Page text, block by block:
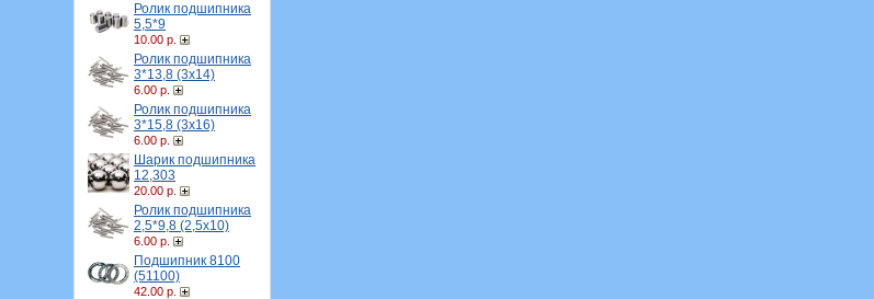
Ролик подшипника
5,5*9
10.00 р.
Ролик подшипника
3*13,8 (3х14)
6.00 р.
Ролик подшипника
3*15,8 (3х16)
6.00 р.
Шарик подшипника
12,303
20.00 р.
Ролик подшипника
2,5*9,8 (2,5х10)
6.00 р.
Подшипник 8100
(51100)
42.00 р.